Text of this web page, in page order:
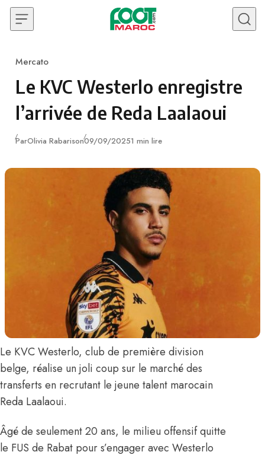
Skip to content
Category
Mercato
Le KVC Westerlo enregistre
l’arrivée de Reda Laalaoui
ParOlivia RabarisonPublié
09/09/20251 min lire
Le KVC Westerlo, club de première division
belge, réalise un joli coup sur le marché des
transferts en recrutant le jeune talent marocain
Reda Laalaoui.
Âgé de seulement 20 ans, le milieu offensif quitte
le FUS de Rabat pour s’engager avec Westerlo